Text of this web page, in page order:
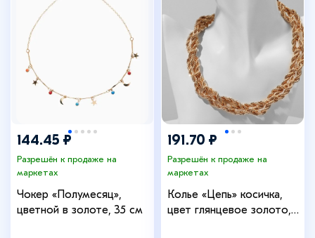
144.45 ₽
Разрешён к продаже на
маркетах
Чокер «Полумесяц»,
цветной в золоте, 35 см
191.70 ₽
Разрешён к продаже на
маркетах
Колье «Цепь» косичка,
цвет глянцевое золото,